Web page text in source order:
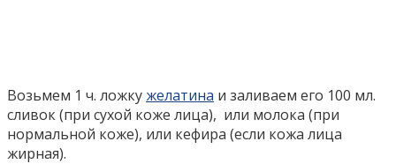
Возьмем 1 ч. ложкужелатина и заливаем его 100 мл.
сливок (при сухой коже лица), или молока (при
нормальной коже), или кефира (если кожа лица
жирная).